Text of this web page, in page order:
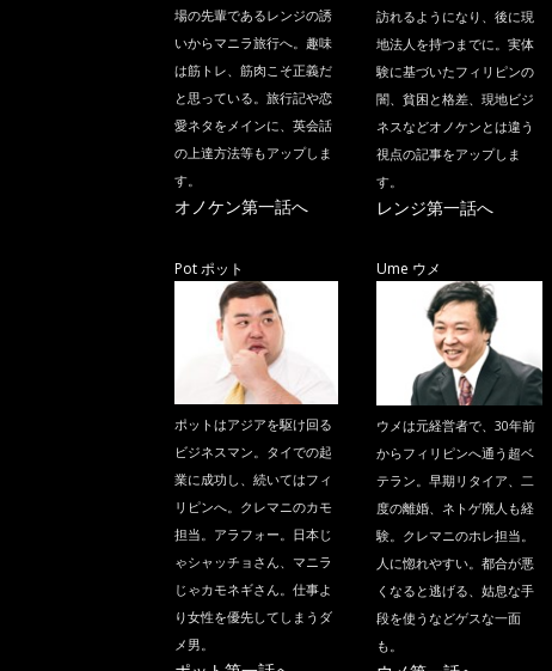
場の先輩であるレンジの誘
いからマニラ旅行へ。趣味
は筋トレ、筋肉こそ正義だ
と思っている。旅行記や恋
愛ネタをメインに、英会話
の上達方法等もアップしま
す。
オノケン第一話へ
訪れるようになり、後に現
地法人を持つまでに。実体
験に基づいたフィリピンの
闇、貧困と格差、現地ビジ
ネスなどオノケンとは違う
視点の記事をアップしま
す。
レンジ第一話へ
Pot ポット
ポットはアジアを駆け回る
ビジネスマン。タイでの起
業に成功し、続いてはフィ
リピンへ。クレマニのカモ
担当。アラフォー。日本じ
ゃシャッチョさん、マニラ
じゃカモネギさん。仕事よ
り女性を優先してしまうダ
メ男。
Ume ウメ
ウメは元経営者で、30年前
からフィリピンへ通う超ベ
テラン。早期リタイア、二
度の離婚、ネトゲ廃人も経
験。クレマニのホレ担当。
人に惚れやすい。都合が悪
くなると逃げる、姑息な手
段を使うなどゲスな一面
も。